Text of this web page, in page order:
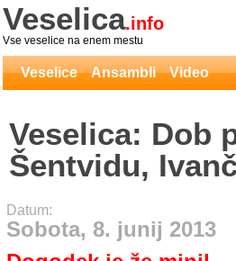
Veselica.info
Vse veselice na enem mestu
Veselice Ansambli Video
Veselica: Dob
Šentvidu,
- Ansambel
Datum:
Sobota, 8. junij 2013